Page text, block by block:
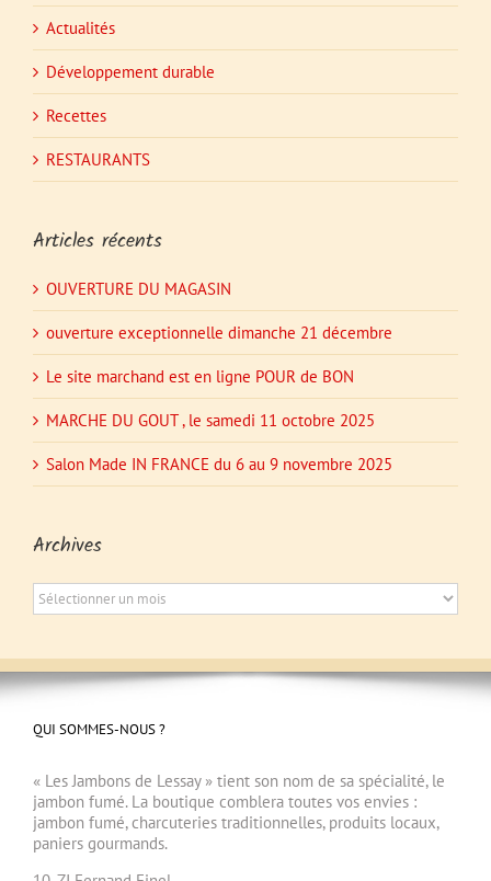
Actualités
Développement durable
Recettes
RESTAURANTS
Articles récents
OUVERTURE DU MAGASIN
ouverture exceptionnelle dimanche 21 décembre
Le site marchand est en ligne POUR de BON
MARCHE DU GOUT , le samedi 11 octobre 2025
Salon Made IN FRANCE du 6 au 9 novembre 2025
Archives
Archives
QUI SOMMES-NOUS ?
« Les Jambons de Lessay » tient son nom de sa spécialité, le
jambon fumé. La boutique comblera toutes vos envies :
jambon fumé, charcuteries traditionnelles, produits locaux,
paniers gourmands.